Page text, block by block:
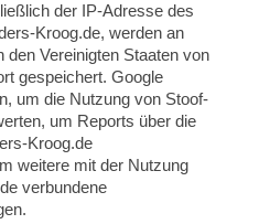
der IP-Adresse des
Kroog.de, werden an
Vereinigten Staaten von
gespeichert. Google
um die Nutzung von Stoof-
um Reports über die
Kroog.de
weitere mit der Nutzung
verbundene